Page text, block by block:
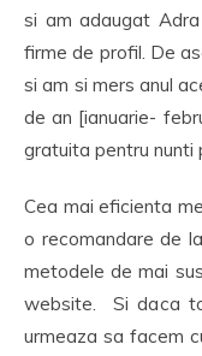
si am adaugat
firme de profil. De
si am si mers anul
de an [ianuarie-
gratuita pentru nunti
Cea mai eficienta
o recomandare de
metodele de mai
website. Si daca
urmeaza sa facem